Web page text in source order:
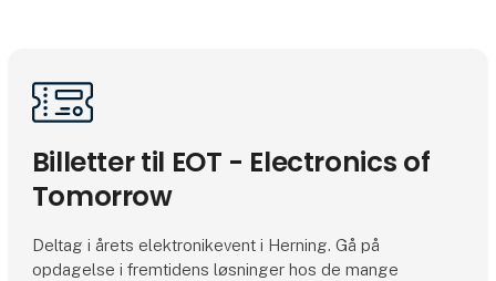
Billetter til EOT - Electronics of
Tomorrow
Deltag i årets elektronikevent i Herning. Gå på
opdagelse i fremtidens løsninger hos de mange